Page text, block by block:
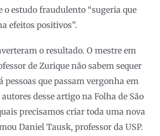
o estudo fraudulento “sugeria que
efeitos positivos”.
o resultado. O mestre em
de Zurique não sabem sequer
pessoas que passam vergonha em
desse artigo na Folha de São
precisamos criar toda uma nova
Daniel Tausk, professor da USP.